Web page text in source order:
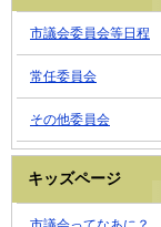
市議会委員会等日程
常任委員会
その他委員会
キッズページ